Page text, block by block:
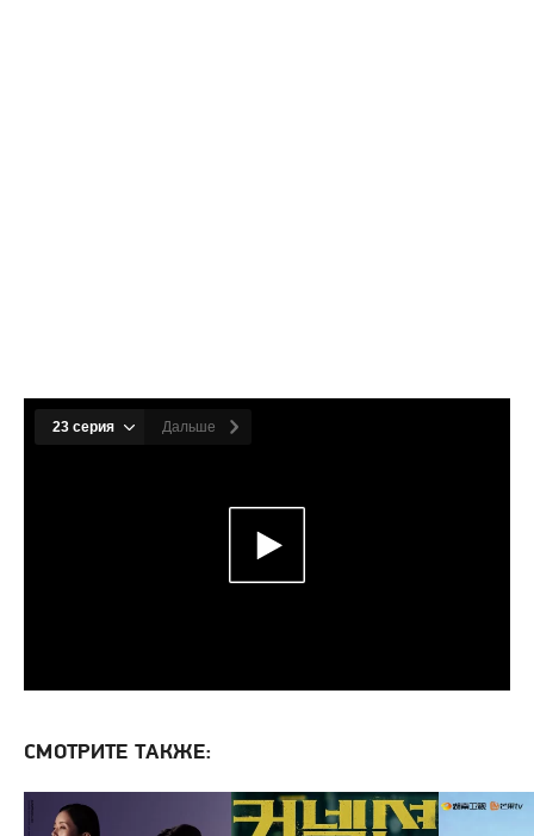
СМОТРИТЕ ТАКЖЕ: